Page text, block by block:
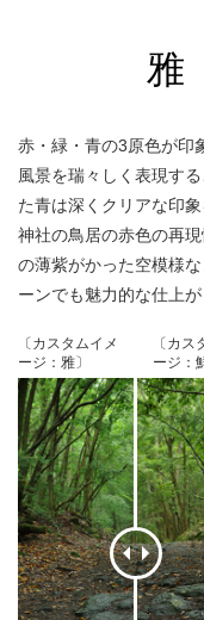
雅
赤・緑・青の3原色が印
風景を瑞々しく表現す
た青は深くクリアな印
神社の鳥居の赤色の再
の薄紫がかった空模様
ーンでも魅力的な仕上が
〔カスタムイメ
ージ：雅〕
〔カス
ージ：